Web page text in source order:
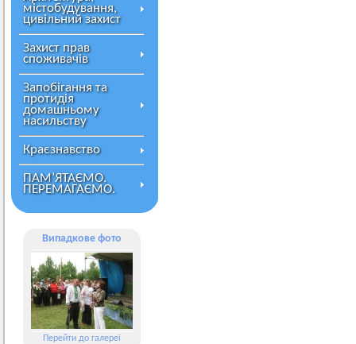
містобудування,
цивільний захист
Захист прав
споживачів
Запобігання та
протидія
домашньому
насильству
Краєзнавство
ПАМ’ЯТАЄМО.
ПЕРЕМАГАЄМО.
Випадкове фото
Перейти до галереї